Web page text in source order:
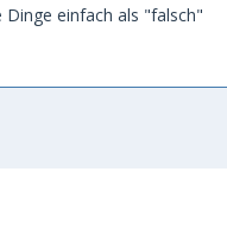
Dinge einfach als "falsch"